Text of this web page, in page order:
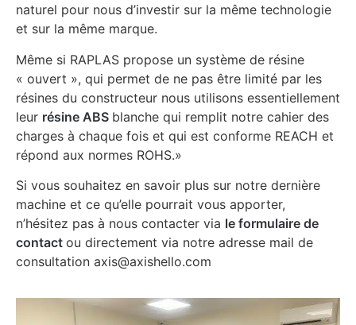
naturel pour nous d’investir sur la même technologie
et sur la même marque.
Même si RAPLAS propose un système de résine
« ouvert », qui permet de ne pas être limité par les
résines du constructeur nous utilisons essentiellement
leur résine ABS blanche qui remplit notre cahier des
charges à chaque fois et qui est conforme REACH et
répond aux normes ROHS.»
Si vous souhaitez en savoir plus sur notre dernière
machine et ce qu’elle pourrait vous apporter,
n’hésitez pas à nous contacter via le formulaire de
contact ou directement via notre adresse mail de
consultation axis@axishello.com